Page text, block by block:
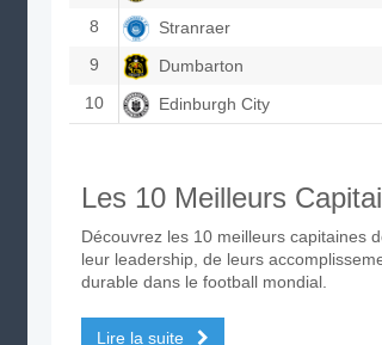
8
Stranraer
9
Dumbarton
10
Edinburgh City
Les 10 Meilleurs
Découvrez les 10 meilleurs capitaines
leur leadership, de leurs
durable dans le football mondial.
Lire la suite